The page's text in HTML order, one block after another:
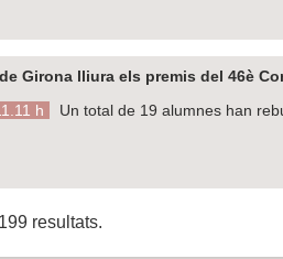
Girona lliura els premis del 46è
h
Un total de 19 alumnes han
resultats.